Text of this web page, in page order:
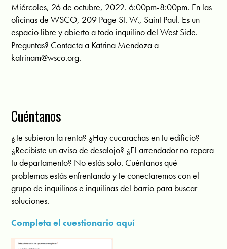
Miércoles, 26 de octubre, 2022. 6:00pm-8:00pm. En las
oficinas de WSCO, 209 Page St. W., Saint Paul. Es un
espacio libre y abierto a todo inquilino del West Side.
Preguntas? Contacta a Katrina Mendoza a
katrinam@wsco.org.
Cuéntanos
¿Te subieron la renta? ¿Hay cucarachas en tu edificio?
¿Recibiste un aviso de desalojo? ¿El arrendador no repara
tu departamento? No estás solo. Cuéntanos qué
problemas estás enfrentando y te conectaremos con el
grupo de inquilinos e inquilinas del barrio para buscar
soluciones.
Completa el cuestionario aquí